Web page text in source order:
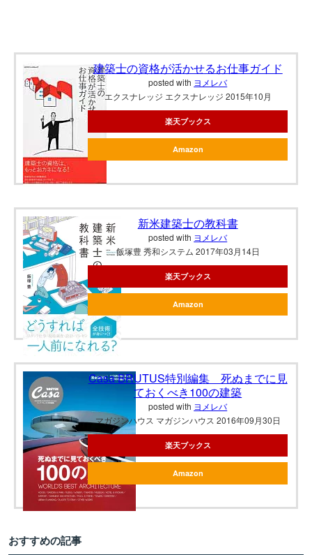
建築士の資格が活かせるお仕事ガイド
posted with ヨメレバ
エクスナレッジ エクスナレッジ 2015年10月
楽天ブックス
Amazon
新米建築士の教科書
posted with ヨメレバ
飯塚豊 秀和システム 2017年03月14日
楽天ブックス
Amazon
Casa BRUTUS特別編集 死ぬまでに見
ておくべき100の建築
posted with ヨメレバ
マガジンハウス マガジンハウス 2016年09月30日
楽天ブックス
Amazon
おすすめの記事